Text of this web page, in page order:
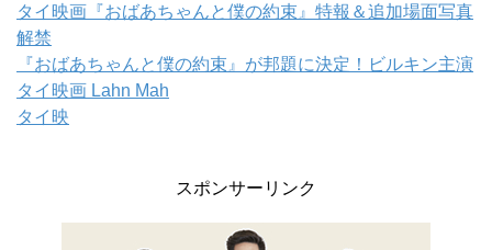
タイ映画『おばあちゃんと僕の約束』特報＆追加場面写真
解禁
『おばあちゃんと僕の約束』が邦題に決定！ビルキン主演
タイ映画 Lahn Mah
タイ映
スポンサーリンク